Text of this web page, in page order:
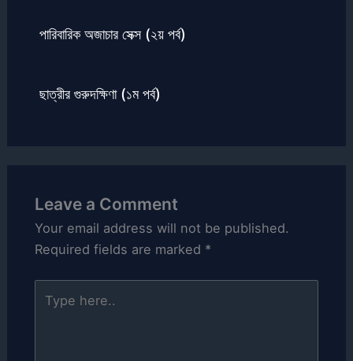
পারিবারিক অজাচার সেক্স (২য় পর্ব)
ছাত্রীর গুরুদক্ষিণা (১ম পর্ব)
Leave a Comment
Your email address will not be published.
Required fields are marked *
here..